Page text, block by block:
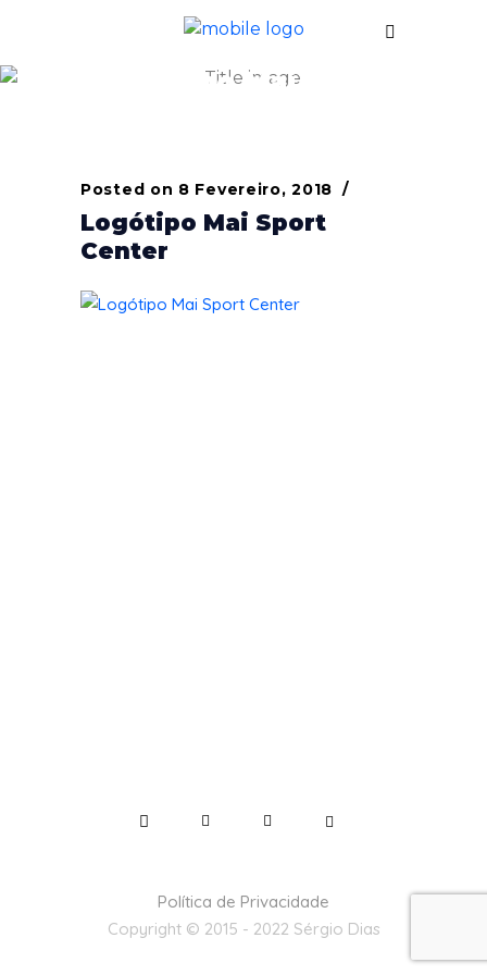
Logótipo Mai Sport
Posted on 8 Fevereiro, 2018
Logótipo Mai Sport
Center
Política de Privacidade
Copyright © 2015 - 2022 Sérgio Dias